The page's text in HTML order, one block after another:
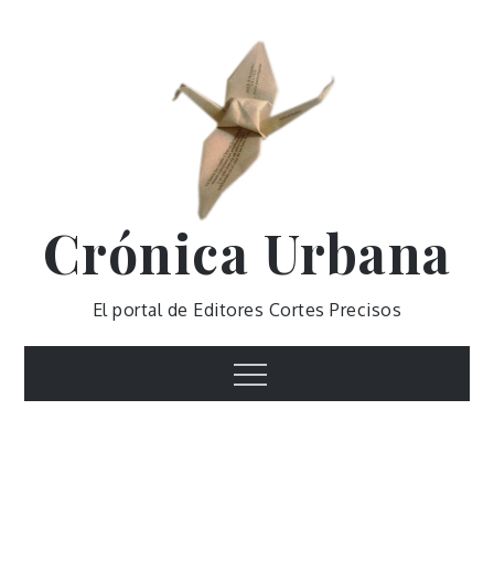
Crónica Urbana
El portal de Editores Cortes Precisos
Menu